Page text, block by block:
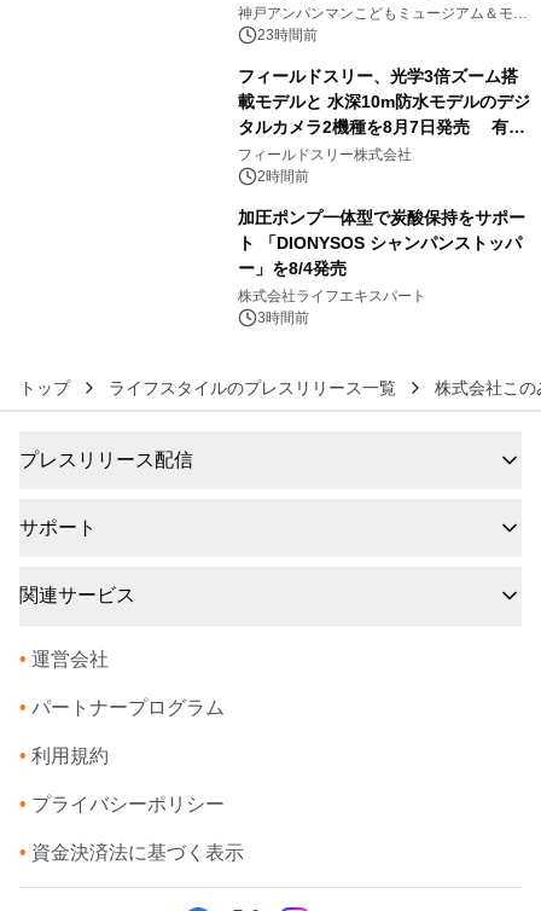
オープン
神戸アンパンマンこどもミュージアム＆モー
ル 23時間前
フィールドスリー、光学3倍ズーム搭
載モデルと 水深10m防水モデルのデジ
タルカメラ2機種を8月7日発売 有効
約1300万画素、用途別に選べるコンデ
ジ新登場
フィールドスリー株式会社
2時間前
加圧ポンプ一体型で炭酸保持をサポー
ト 「DIONYSOS シャンパンストッパ
ー」を8/4発売
株式会社ライフエキスパート
3時間前
トップ ライフスタイルのプレスリリース一覧 株式会社この
プレスリリース配信
サポート
関連サービス
• 運営会社
• パートナープログラム
• 利用規約
• プライバシーポリシー
• 資金決済法に基づく表示